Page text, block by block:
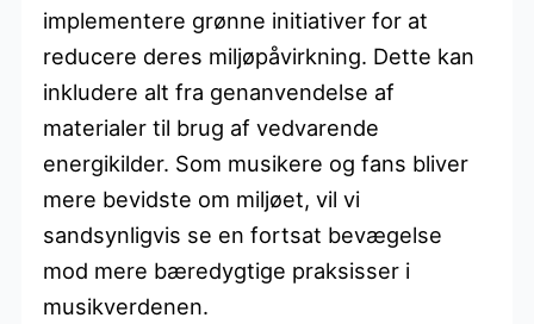
implementere grønne initiativer for at
reducere deres miljøpåvirkning. Dette kan
inkludere alt fra genanvendelse af
materialer til brug af vedvarende
energikilder. Som musikere og fans bliver
mere bevidste om miljøet, vil vi
sandsynligvis se en fortsat bevægelse
mod mere bæredygtige praksisser i
musikverdenen.